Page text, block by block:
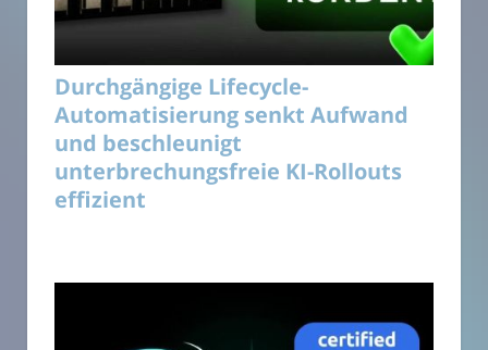
Durchgängige Lifecycle-
Automatisierung senkt Aufwand
und beschleunigt
unterbrechungsfreie KI-Rollouts
effizient